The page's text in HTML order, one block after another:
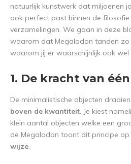
natuurlijk kunstwerk dat miljoenen
ook perfect past binnen de
verzamelingen. We gaan in deze
waarom dat Megalodon tanden zo
waarom jij er waarschijnlijk ook wel
1. De kracht van
De minimalistische objecten
boven de kwantiteit. Je kiest
klein aantal objecten welke een
de Megalodon toont dit principe op
wijze.